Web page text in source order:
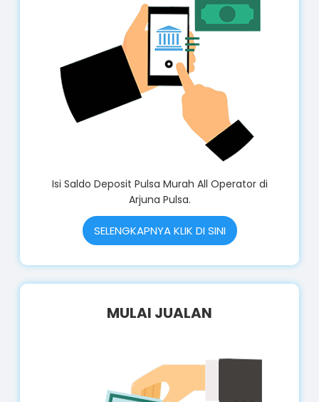
Isi Saldo Deposit Pulsa Murah All Operator di
Arjuna Pulsa.
SELENGKAPNYA KLIK DI SINI
MULAI JUALAN